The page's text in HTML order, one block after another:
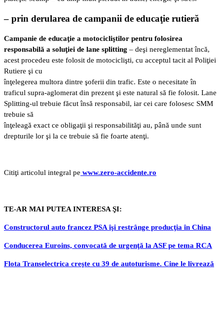
– prin derularea de campanii de educaţie rutieră
Campanie de educaţie a motocicliştilor pentru folosirea
responsabilă a soluţiei de lane splitting – deşi nereglementat încă,
acest procedeu este folosit de motociclişti, cu acceptul tacit al Poliţiei
Rutiere şi cu
înţelegerea multora dintre şoferii din trafic. Este o necesitate în
traficul supra-aglomerat din prezent şi este natural să fie folosit. Lane
Splitting-ul trebuie făcut însă responsabil, iar cei care folosesc SMM
trebuie să
înţeleagă exact ce obligaţii şi responsabilităţi au, până unde sunt
drepturile lor şi la ce trebuie să fie foarte atenţi.
Citiţi articolul integral pe www.zero-accidente.ro
TE-AR MAI PUTEA INTERESA ŞI:
Constructorul auto francez PSA îşi restrânge producţia în China
Conducerea Euroins, convocată de urgenţă la ASF pe tema RCA
Flota Transelectrica creşte cu 39 de autoturisme. Cine le livrează